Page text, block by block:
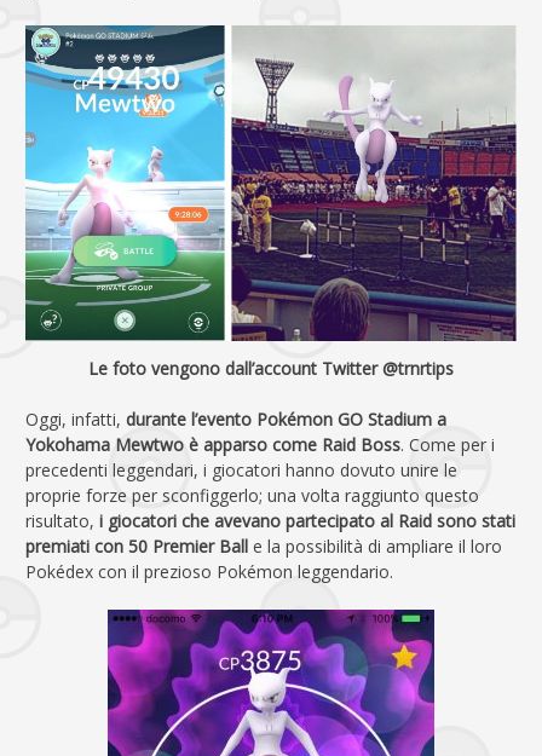
Le foto vengono dall’account Twitter @trnrtips
Oggi, infatti, durante l’evento Pokémon GO Stadium a
Yokohama Mewtwo è apparso come Raid Boss. Come per i
precedenti leggendari, i giocatori hanno dovuto unire le
proprie forze per sconfiggerlo; una volta raggiunto questo
risultato, i giocatori che avevano partecipato al Raid sono stati
premiati con 50 Premier Ball e la possibilità di ampliare il loro
Pokédex con il prezioso Pokémon leggendario.